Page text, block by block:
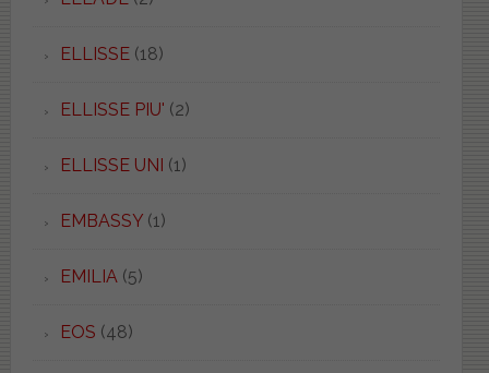
ELLISSE(18)
ELLISSE PIU' (2)
ELLISSE UNI (1)
EMBASSY(1)
EMILIA (5)
EOS (48)